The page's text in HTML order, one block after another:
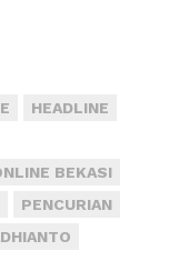
lurus
dana
dari pemerintah
HEADLINE
BEKASI
PENCURIAN